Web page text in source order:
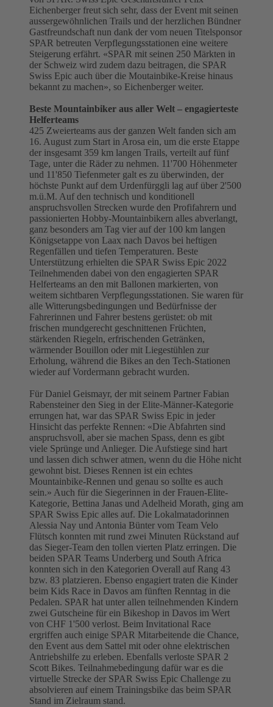
Eichenberger freut sich sehr, dass der Event mit seinen
aussergewöhnlichen Trails und der herzlichen Bündner
Gastfreundschaft nun dank der vom neuen Titelsponsor
SPAR betreuten Verpflegungsstationen eine weitere
Steigerung erfährt. «SPAR mit seinen 250 Märkten in
der Schweiz wird zudem dazu beitragen, die SPAR
Swiss Epic auch über die Moutainbike-Kreise hinaus
bekannt zu machen», so Eichenberger weiter.
Beste Mountainbiker aus aller Welt – engagierteste
Helferteams
425 Zweierteams aus der ganzen Welt fanden sich am
16. August zum Start in Arosa ein, um die erste Etappe
der insgesamt 359 km langen Trails, verteilt auf fünf
Tage, unter die Räder zu nehmen. 11'700 Höhenmeter
und 11'850 Tiefenmeter galt es zu überwinden, der
höchste Punkt auf dem Urdenfürggli lag auf über 2'500
m.ü.M. Auf den technisch und konditionell
anspruchsvollen Strecken wurde den Profifahrern und
passionierten Hobby-Mountainbikern alles abverlangt,
ganz besonders am Tag vier auf der 100 km langen
Königsetappe von Laax nach Davos bei heftigen
Regenfällen und tiefen Temperaturen. Beste
Unterstützung erhielten die SPAR Swiss Epic 2022
Teilnehmenden dabei von den engagierten SPAR
Helferteams an den mit Ballonen markierten, von
weitem sichtbaren Verpflegungsstationen. Sie waren für
alle Witterungsbedingungen und Bedürfnisse der
Fahrerinnen und Fahrer bestens gerüstet: ob mit
frischen mundgerecht geschnittenen Früchten,
stärkenden Riegeln, erfrischenden Getränken,
wärmender Bouillon oder mit Liegestühlen zur
Erholung, während die Bikes an den Tech-Stationen
wieder auf Vordermann gebracht wurden.
Für Daniel Geismayr, der mit seinem Partner Fabian
Rabensteiner den Sieg in der Elite-Männer-Kategorie
errungen hat, war das SPAR Swiss Epic in jeder
Hinsicht das perfekte Rennen: «Die Abfahrten sind
anspruchsvoll, aber sie machen Spass, denn es gibt
viele Sprünge und Anlieger. Die Aufstiege sind hart
und lassen dich schwer atmen, wenn du die Höhe nicht
gewohnt bist. Dieses Rennen ist ein echtes
Mountainbike-Rennen und genau so sollte es auch
sein.» Auch für die Siegerinnen in der Frauen-Elite-
Kategorie, Bettina Janas und Adelheid Morath, ging am
SPAR Swiss Epic alles auf. Die Lokalmatadorinnen
Alessia Nay und Antonia Bünter vom Team Velo
Flütsch konnten mit rund zwei Minuten Rückstand auf
das Sieger-Team den tollen vierten Platz erringen. Die
beiden SPAR Teams Underberg und South Africa
konnten sich in den Kategorien Overall auf Rang 43
bzw. 83 platzieren. Ebenso engagiert traten die Kinder
beim Kids Race in Davos am fünften Renntag in die
Pedalen. SPAR hat unter allen teilnehmenden Kindern
zwei Gutscheine für ein Bikeshop in Davos im Wert
von CHF 1'500 verlost. Beim Invitational Race
ergriffen auch einige SPAR Mitarbeitende die Chance,
den Event aus dem Sattel mit oder ohne elektrischen
Antriebshilfe zu erleben. Ebenfalls verloste SPAR 2
Scott Bikes. Teilnahmebedingung dafür war es die
virtuelle Strecke der SPAR Swiss Epic Challenge zu
absolvieren auf einem Trainingsbike das beim SPAR
Stand im Zielraum stand.